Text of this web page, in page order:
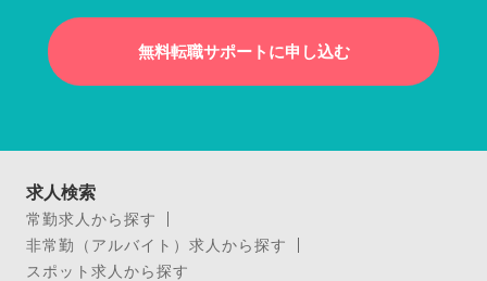
無料転職サポートに申し込む
求人検索
常勤求人から探す
非常勤（アルバイト）求人から探す
スポット求人から探す